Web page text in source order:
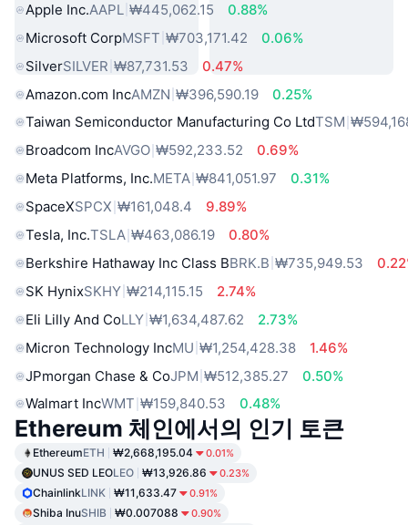
Apple Inc.AAPL ₩445,062.15
0.88%
Microsoft CorpMSFT ₩703,171.42
0.06%
SilverSILVER ₩87,731.53
0.47%
Amazon.com IncAMZN ₩396,590.19
0.25%
Taiwan Semiconductor Manufacturing Co LtdTSM
Broadcom IncAVGO ₩592,233.52
0.69%
Meta Platforms, Inc.META ₩841,051.97
0.31%
SpaceXSPCX ₩161,048.4
9.89%
Tesla, Inc.TSLA ₩463,086.19
0.80%
Berkshire Hathaway Inc Class BBRK.B ₩735,949.53
SK HynixSKHY ₩214,115.15
2.74%
Eli Lilly And CoLLY ₩1,634,487.62
2.73%
Micron Technology IncMU ₩1,254,428.38
1.46%
JPmorgan Chase & CoJPM ₩512,385.27
0.50%
Walmart IncWMT ₩159,840.53 0.48%
Ethereum 체인에서의 인기 토큰
EthereumETH ₩2,668,195.04 0.01%
UNUS SED LEOLEO ₩13,926.86 0.23%
ChainlinkLINK ₩11,633.47 0.91%
Shiba InuSHIB ₩0.007088 0.90%